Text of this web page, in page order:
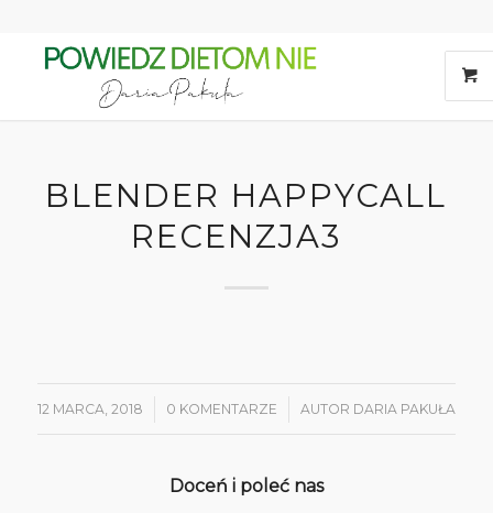
BLENDER HAPPYCALL
RECENZJA3
12 MARCA, 2018
/ 0 KOMENTARZE
/ AUTOR DARIA PAKUŁA
Doceń i poleć nas